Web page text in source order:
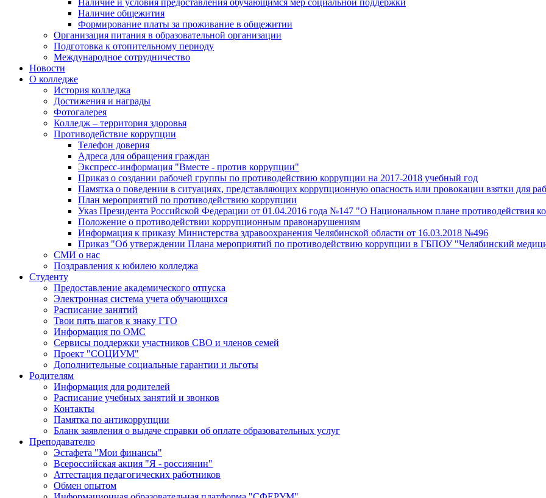
Наличие и условия предоставления обучающимся мер социальной поддержки
Наличие общежития
Формирование платы за проживание в общежитии
Организация питания в образовательной организации
Подготовка к отопительному периоду
Международное сотрудничество
Новости
О колледже
История колледжа
Достижения и награды
Фотогалерея
Колледж – территория здоровья
Противодействие коррупции
Телефон доверия
Адреса для обращения граждан
Экспресс-информация "Вместе - против коррупции"
Приказ о создании рабочей группы по противодействию коррупции на 2017-2018 учебный год
Памятка о поведении в ситуациях, представляющих коррупционную опасность или провокации взятки для
План мероприятий по противодействию коррупции
Указ Президента Российской Федерации от 01.04.2016 года №147 "О Национальном плане противодействия
Положение о противодействии коррупционным правонарушениям
Информация к приказу Министерства здравоохранения Челябинской области от 16.03.2018 №496
Приказ "Об утверждении Плана мероприятий по противодействию коррупции в ГБПОУ "Челябинский
СМИ о нас
Поздравления к юбилею колледжа
Студенту
Предоставление академического отпуска
Электронная система учета обучающихся
Расписание занятий
Твои пять шагов к знаку ГТО
Информация по ОМС
Сервисы поддержки участников СВО и членов семей
Проект "СОЦИУМ"
Дополнительные социальные гарантии и льготы
Родителям
Информация для родителей
Расписание учебных занятий и звонков
Контакты
Памятка по антикоррупции
Бланк заявления о выдаче справки об оплате образовательных услуг
Преподавателю
Эстафета "Мои финансы"
Всероссийская акция "Я - россиянин"
Аттестация педагогических работников
Обмен опытом